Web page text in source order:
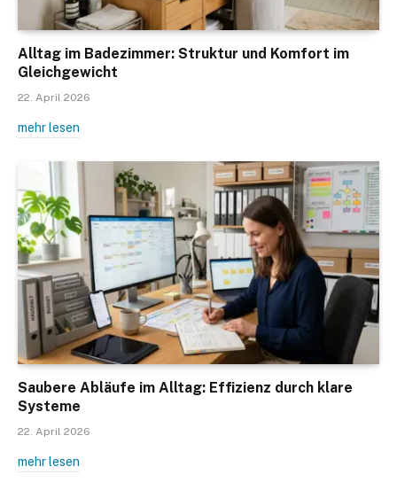
Alltag im Badezimmer: Struktur und Komfort im
Gleichgewicht
22. April 2026
mehr lesen
Saubere Abläufe im Alltag: Effizienz durch klare
Systeme
22. April 2026
mehr lesen